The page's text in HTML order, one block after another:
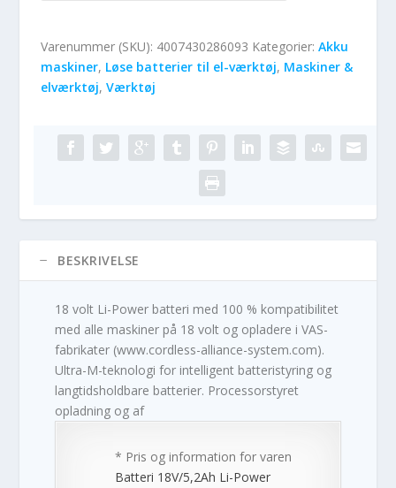
Varenummer (SKU): 4007430286093 Kategorier:Akku
maskiner, Løse batterier til el-værktøj, Maskiner &
elværktøj,Værktøj
BESKRIVELSE
18 volt Li-Power batteri med 100 % kompatibilitet
med alle maskiner på 18 volt og opladere i VAS-
fabrikater (www.cordless-alliance-system.com).
Ultra-M-teknologi for intelligent batteristyring og
langtidsholdbare batterier. Processorstyret
opladning og af
* Pris og information for varen
Batteri 18V/5,2Ah Li-Power